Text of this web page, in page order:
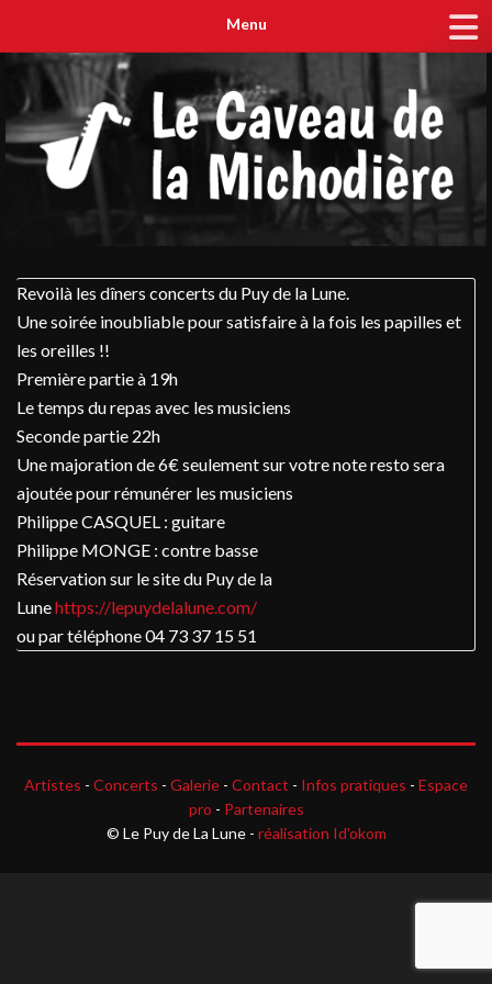
Menu
Revoilà les dîners concerts du Puy de la Lune.
Une soirée inoubliable pour satisfaire à la fois les papilles et
les oreilles !!
Première partie à 19h
Le temps du repas avec les musiciens
Seconde partie 22h
Une majoration de 6€ seulement sur votre note resto sera
ajoutée pour rémunérer les musiciens
Philippe CASQUEL : guitare
Philippe MONGE : contre basse
Réservation sur le site du Puy de la
Lunehttps://lepuydelalune.com/
ou par téléphone 04 73 37 15 51
Artistes - Concerts - Galerie - Contact - Infos pratiques - Espace
pro - Partenaires
© Le Puy de La Lune - réalisation Id'okom